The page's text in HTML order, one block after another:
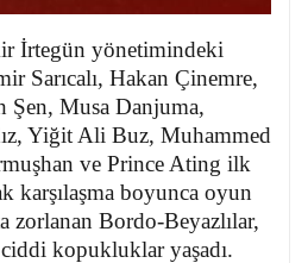
İrtegün yönetimindeki
Sarıcalı, Hakan Çinemre,
Şen, Musa Danjuma,
Yiğit Ali Buz, Muhammed
ve Prince Ating ilk
karşılaşma boyunca oyun
zorlanan Bordo-Beyazlılar,
kopukluklar yaşadı.